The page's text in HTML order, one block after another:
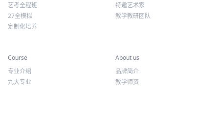
艺考全程班
27全模拟
定制化培养
特邀艺术家
教学教研团队
Course
专业介绍
九大专业
About us
品牌简介
教学师资